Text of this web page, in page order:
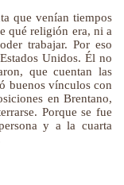
que venían tiempos
qué religión era, ni a
trabajar. Por eso
Unidos. Él no
que cuentan las
buenos vínculos con
en Brentano,
Porque se fue
y a la cuarta